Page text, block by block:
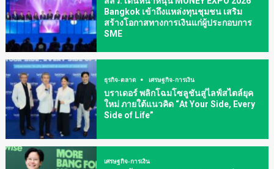
Bangkok เข้าถึงแหล่งทุนชุมชน เสริม
สร้างโอกาสทางการเงินแก่ผู้ประกอบการ
SME
ธุรกิจ-ตลาด เศรษฐกิจ-การเงิน
บราเดอร์ พลิกโฉมโซลูชันสู่ไลฟ์สไตล์ยุค
ใหม่ ภายใต้แนวคิด “At Your Side, Every
Side of Life”
เศรษฐกิจ-การเงิน